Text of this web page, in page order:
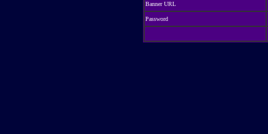
Banner URL
Password